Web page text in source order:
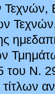
του Ν.
τίτλων